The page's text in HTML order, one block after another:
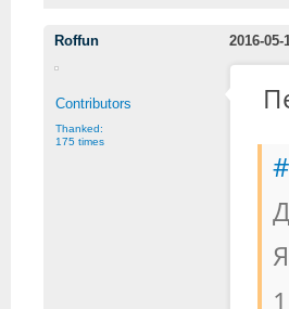
Roffun 2016-05-
Contributors
Thanked:
175 times